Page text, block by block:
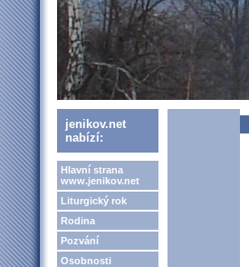
jenikov.net
nabízí:
Hlavní strana
www.jenikov.net
Liturgický rok
Rodina
Pozvání
Osobnosti